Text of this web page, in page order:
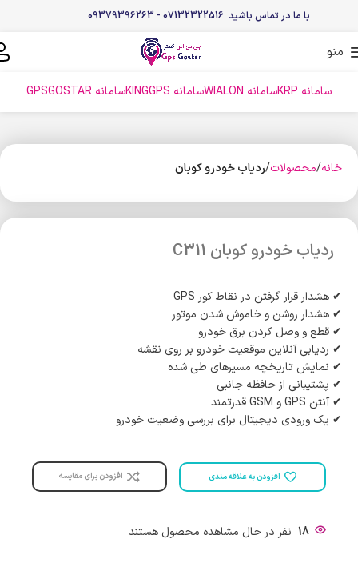
با ما در تماس باشید 07132322516 - 09379396263
منو
سامانه KRP سامانه WIALON سامانه KINGGPS سامانه GPSGOSTAR
خانه محصولات ردیاب خودرو کوبان
ردیاب خودرو کوبان C311
✔ هشدار قرار گرفتن در نقاط کور GPS
✔ هشدار روشن و خاموش شدن موتور
✔ قطع و وصل کردن برق خودرو
✔ ردیابی آنلاین موقعیت خودرو بر روی نقشه
✔ نمایش تاریخچه مسیرهای طی شده
✔ پشتیبانی از حافظه جانبی
✔ آنتن GPS و GSM قدرتمند
✔ یک ورودی دیجیتال برای بررسی وضعیت خودرو
افزودن به علاقه مندی افزودن برای مقایسه
18 نفر در حال مشاهده محصول هستند